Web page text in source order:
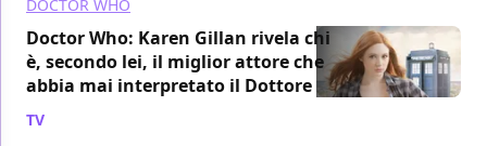
DOCTOR WHO
Doctor Who: Karen Gillan rivela chi
è, secondo lei, il miglior attore che
abbia mai interpretato il Dottore
TV